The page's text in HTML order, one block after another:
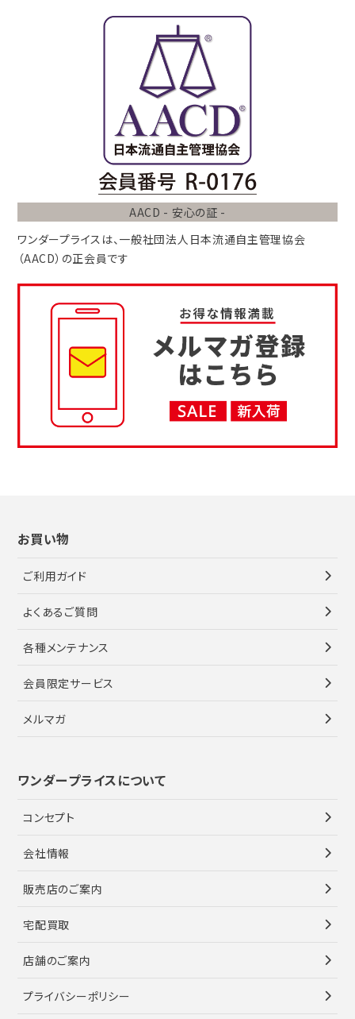
AACD - 安心の証 -
ワンダープライスは、 一般社団法人 日本流通自主管理協会
（AACD） の正会員です
お買い物
ご利用ガイド
よくあるご質問
各種メンテナンス
会員限定サービス
メルマガ
ワンダープライスについて
コンセプト
会社情報
販売店のご案内
宅配買取
店舗のご案内
プライバシーポリシー